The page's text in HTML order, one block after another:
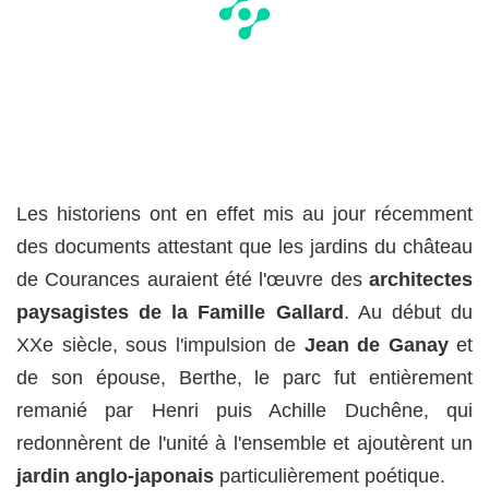
Les historiens ont en effet mis au jour récemment
des documents attestant que les jardins du château
de Courances auraient été l'œuvre des architectes
paysagistes de la Famille Gallard . Au début du
XXe siècle, sous l'impulsion de Jean de Ganayet
de son épouse, Berthe, le parc fut entièrement
remanié par Henri puis Achille Duchêne, qui
redonnèrent de l'unité à l'ensemble et ajoutèrent un
jardin anglo-japonais particulièrement poétique.